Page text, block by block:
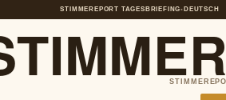
STIMMEREPORT TAGESBRIEFING• DEUTSCH